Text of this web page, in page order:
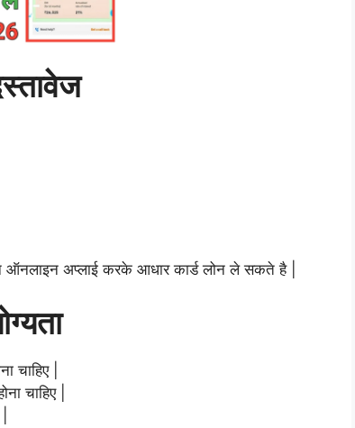
ऑनलाइन अप्लाई करके आधार कार्ड लोन ले सकते है |
चाहिए |
चाहिए |